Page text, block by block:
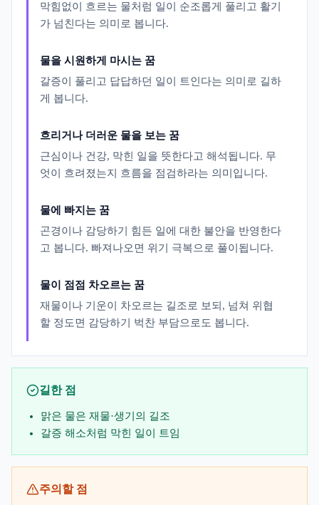
막힘없이 흐르는 물처럼 일이 순조롭게 풀리고 활기
가 넘친다는 의미로 봅니다.
물을 시원하게 마시는 꿈
갈증이 풀리고 답답하던 일이 트인다는 의미로 길하
게 봅니다.
흐리거나 더러운 물을 보는 꿈
근심이나 건강, 막힌 일을 뜻한다고 해석됩니다. 무
엇이 흐려졌는지 흐름을 점검하라는 의미입니다.
물에 빠지는 꿈
곤경이나 감당하기 힘든 일에 대한 불안을 반영한다
고 봅니다. 빠져나오면 위기 극복으로 풀이됩니다.
물이 점점 차오르는 꿈
재물이나 기운이 차오르는 길조로 보되, 넘쳐 위협
할 정도면 감당하기 벅찬 부담으로도 봅니다.
길한 점
맑은 물은 재물·생기의 길조
갈증 해소처럼 막힌 일이 트임
주의할 점